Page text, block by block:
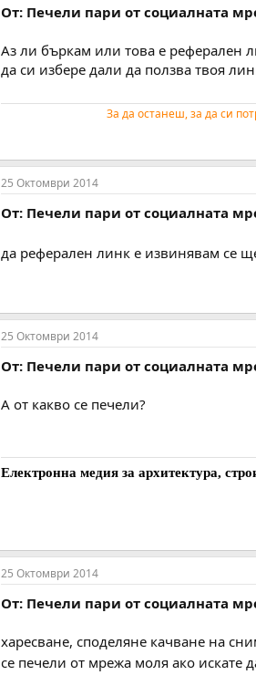
От: Печели пари от социалната
Аз ли бъркам или това е реферален
да си избере дали да ползва твоя
За да останеш, за да си
25 Октомври 2014
От: Печели пари от социалната
да реферален линк е извинявам се
25 Октомври 2014
От: Печели пари от социалната
А от какво се печели?
Електронна медия за архитектура,
25 Октомври 2014
От: Печели пари от социалната
харесване, споделяне качване на
се печели от мрежа моля ако искате